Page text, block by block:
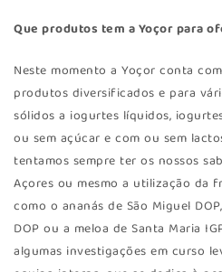
Que produtos tem a Yoçor para
Neste momento a Yoçor conta
produtos diversificados e para
sólidos a iogurtes líquidos,
ou sem açúcar e com ou sem
tentamos sempre ter os nossos
Açores ou mesmo a utilização da
como o ananás de São Miguel
DOP ou a meloa de Santa Maria
algumas investigações em curso